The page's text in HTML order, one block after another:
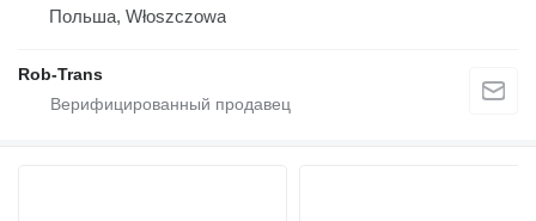
Польша, Włoszczowa
Rob-Trans